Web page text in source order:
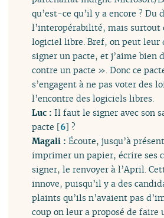
qu’est-ce qu’il y a encore ? Du
l’interopérabilité, mais surtout
logiciel libre. Bref, on peut leur
signer un pacte, et j’aime bien
contre un pacte ». Donc ce
s’engagent à ne pas voter des
l’encontre des logiciels libres.
Luc :Il faut le signer avec son
pacte [6] ?
Magali :Écoute, jusqu’à
imprimer un papier, écrire ses
signer, le renvoyer à l’April.
innove, puisqu’il y a des
plaints qu’ils n’avaient pas
coup on leur a proposé de faire